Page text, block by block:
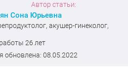
Автор статьи:
Сона Юрьевна
акушер-гинеколог,
26 лет
обновлена: 08.05.2022